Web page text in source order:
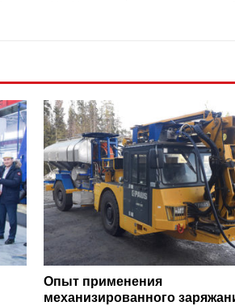
Опыт применения
механизированного